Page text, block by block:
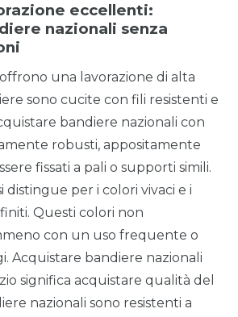
eccellenti:
nazionali senza
una lavorazione di alta
sono cucite con fili resistenti e
bandiere nazionali con
robusti, appositamente
fissati a pali o supporti simili.
distingue per i colori vivaci e i
Questi colori non
con un uso frequente o
Acquistare bandiere nazionali
significa acquistare qualità del
nazionali sono resistenti a